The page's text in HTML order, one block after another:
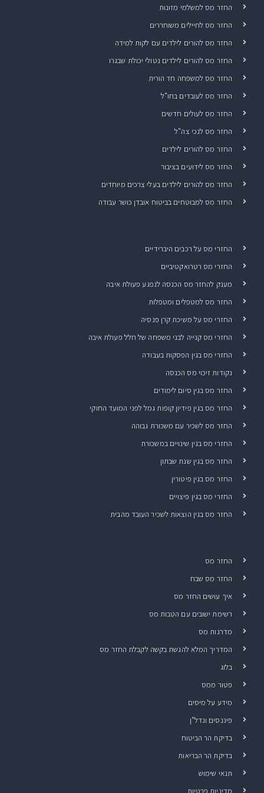
החזר מס למשלמי מזונות
החזר מס לחיילים משוחררים
החזר מס להורים לילדים עם לקות למידה
החזר מס להורים לילדים נטולי יכולת שבגרו
החזר מס למשפחה חד הורית
החזר מס לעובדים בחו"ל
החזר מס לעולים חדשים
החזר מס לנכי צה"ל
החזר מס להורים לילדים
החזר מס לידועים בציבור
החזר מס להורים לילדים בעלי צרכים מיוחדים
החזר מס למבוטחים בביטוח אובדן כושר עבודה
החזרי מס על רכבים היברידיים
החזרי מס רטרואקטיביים
מענק להחזר מס הכנסה לנפגע פעולת איבה
החזר מס למטפלים ומטפלות
החזרי מס על משיכת קרן פנסיה
החזרי מס קנייה לבני משפחה של חלל פעולת איבה
החזרי מס בגין הפסקות בעבודה
נקודות זיכוי מס הכנסה
החזר מס בגין סיום לימודים
החזר מס בגין פידיון קופות גמל לפני המועד החוקי
החזר מס לשכיר עם משכורת גבוהה
החזרי מס בגין שינויים במשכורת
החזר מס בגין שנת שבתון
החזר מס בגין פיטורין
החזרי מס בגין פיצויים
החזר מס בגין הוצאות לשכיר העובד מהבית
החזר מס
החזר מס שבח
איך עושים החזר מס
רשימת ישובים עם הטבות מס
מדרגות מס
המדריך המלא להגשת בקשה לקבלת החזר מס
בלוג
פטור ממס
מידע על מיסים
פיננסים ונדל"ן
בדיקת הר הביטוח
בדיקת הר הבריאות
תנאי שימוש
מדיניות פרטיות